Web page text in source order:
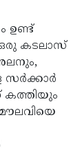
ഉണ്ട്
കടലാസ്
കത്തിയും